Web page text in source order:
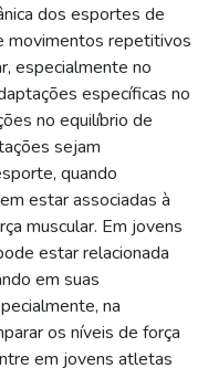
dos esportes de
movimentos repetitivos
especialmente no
específicas no
no equilíbrio de
sejam
quando
estar associadas à
muscular. Em jovens
estar relacionada
em suas
na
os níveis de força
em jovens atletas